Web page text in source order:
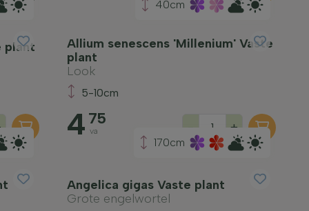
plant
40cm
Allium senescens 'Millenium' Vaste
plant
Look
5-10cm
4 75
va - +
170cm
Angelica gigas Vaste plant
Grote engelwortel